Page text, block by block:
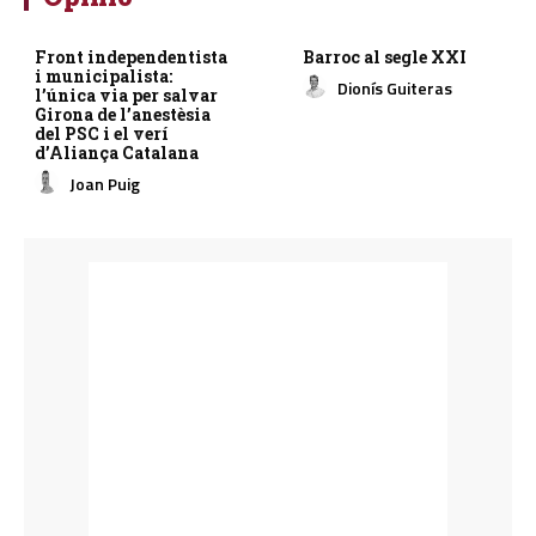
Front independentista
i municipalista:
l’única via per salvar
Girona de l’anestèsia
del PSC i el verí
d’Aliança Catalana
Joan Puig
Barroc al segle XXI
Dionís Guiteras